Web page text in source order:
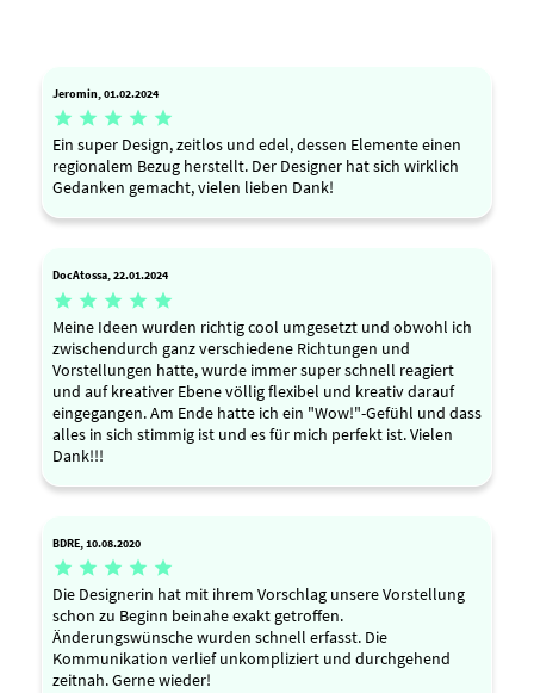
Jeromin, 01.02.2024
    
Ein super Design, zeitlos und edel, dessen Elemente einen
regionalem Bezug herstellt. Der Designer hat sich wirklich
Gedanken gemacht, vielen lieben Dank!
DocAtossa, 22.01.2024
    
Meine Ideen wurden richtig cool umgesetzt und obwohl ich
zwischendurch ganz verschiedene Richtungen und
Vorstellungen hatte, wurde immer super schnell reagiert
und auf kreativer Ebene völlig flexibel und kreativ darauf
eingegangen. Am Ende hatte ich ein "Wow!"-Gefühl und dass
alles in sich stimmig ist und es für mich perfekt ist. Vielen
Dank!!!
BDRE, 10.08.2020
    
Die Designerin hat mit ihrem Vorschlag unsere Vorstellung
schon zu Beginn beinahe exakt getroffen.
Änderungswünsche wurden schnell erfasst. Die
Kommunikation verlief unkompliziert und durchgehend
zeitnah. Gerne wieder!